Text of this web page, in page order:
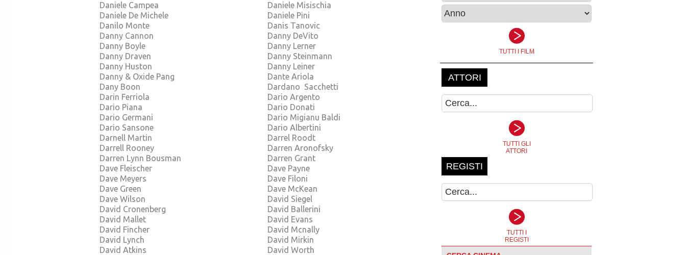
Daniele Campea
Daniele Misischia
Daniele De Michele
Daniele Pini
Danilo Monte
Danis Tanovic
Danny Cannon
Danny DeVito
Danny Boyle
Danny Lerner
Danny Draven
Danny Steinmann
Danny Huston
Danny Leiner
Danny & Oxide Pang
Dante Ariola
Dany Boon
Dardano Sacchetti
Darin Ferriola
Dario Argento
Dario Piana
Dario Donati
Dario Germani
Dario Migianu Baldi
Dario Sansone
Dario Albertini
Darnell Martin
Darrel Roodt
Darrell Rooney
Darren Aronofsky
Darren Lynn Bousman
Darren Grant
Dave Fleischer
Dave Payne
Dave Meyers
Dave Filoni
Dave Green
Dave McKean
Dave Wilson
David Siegel
David Cronenberg
David Ballerini
David Mallet
David Evans
David Fincher
David Mcnally
David Lynch
David Mirkin
David Atkins
David Worth